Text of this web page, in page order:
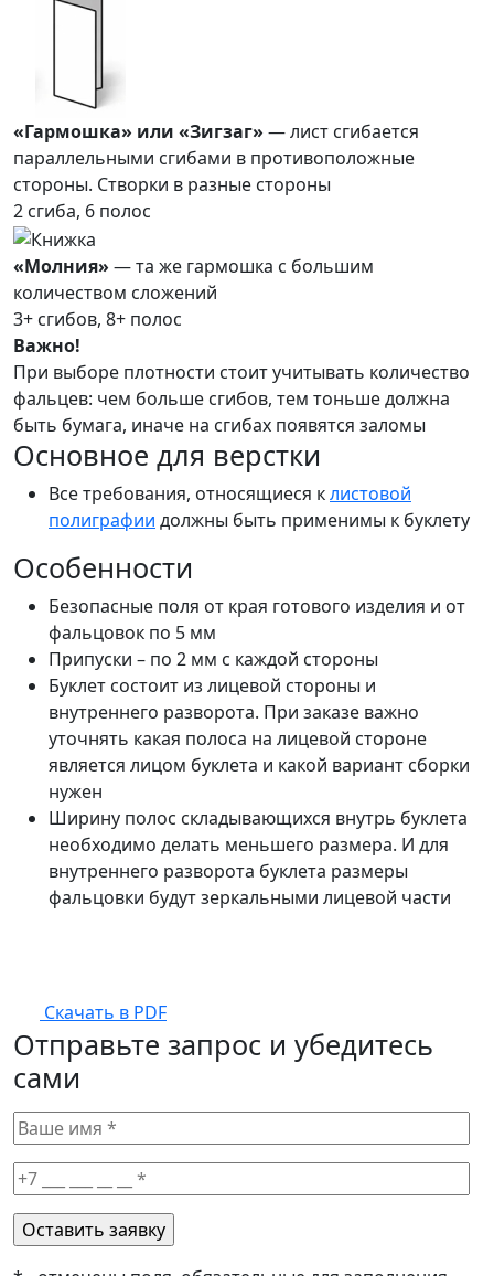
«Гармошка» или «Зигзаг» — лист сгибается
параллельными сгибами в противоположные
стороны. Створки в разные стороны
2 сгиба, 6 полос
«Молния» — та же гармошка с большим
количеством сложений
3+ сгибов, 8+ полос
Важно!
При выборе плотности стоит учитывать количество
фальцев: чем больше сгибов, тем тоньше должна
быть бумага, иначе на сгибах появятся заломы
Основное для верстки
Все требования, относящиеся клистовой
полиграфии должны быть применимы к буклету
Особенности
Безопасные поля от края готового изделия и от
фальцовок по 5 мм
Припуски – по 2 мм с каждой стороны
Буклет состоит из лицевой стороны и
внутреннего разворота. При заказе важно
уточнять какая полоса на лицевой стороне
является лицом буклета и какой вариант сборки
нужен
Ширину полос складывающихся внутрь буклета
необходимо делать меньшего размера. И для
внутреннего разворота буклета размеры
фальцовки будут зеркальными лицевой части
Скачать в PDF
Отправьте запрос и убедитесь
сами